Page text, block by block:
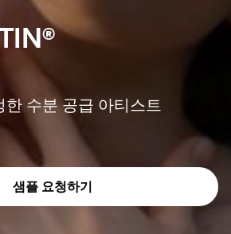
수분 공급 아티스트
샘플 요청하기